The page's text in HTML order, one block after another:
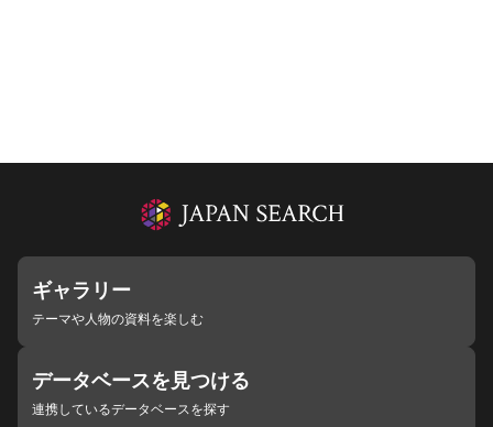
ギャラリー
テーマや人物の資料を楽しむ
データベースを見つける
連携しているデータベースを探す